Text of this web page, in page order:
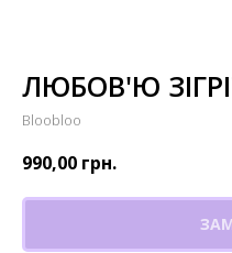
ЛЮБОВ'Ю
Bloobloo
990,00 грн.